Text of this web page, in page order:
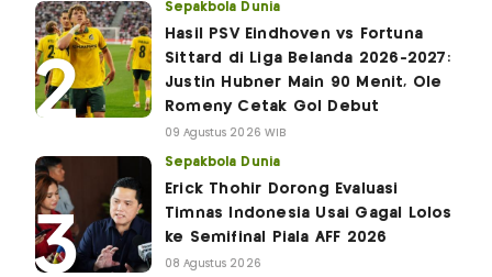
Sepakbola Dunia
Hasil PSV Eindhoven vs Fortuna
Sittard di Liga Belanda 2026-2027:
Justin Hubner Main 90 Menit, Ole
Romeny Cetak Gol Debut
09 Agustus 2026 WIB
Sepakbola Dunia
Erick Thohir Dorong Evaluasi
Timnas Indonesia Usai Gagal Lolos
ke Semifinal Piala AFF 2026
08 Agustus 2026